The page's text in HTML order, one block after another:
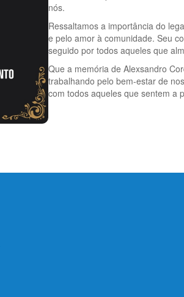
nós.
Ressaltamos a importância do
e pelo amor à comunidade. Seu
seguido por todos aqueles que
Que a memória de Alexsandro
trabalhando pelo bem-estar de
com todos aqueles que sentem a